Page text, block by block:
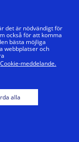
det är nödvändigt för
också för att komma
bästa möjliga
webbplatser och
Cookie-meddelande.
alla